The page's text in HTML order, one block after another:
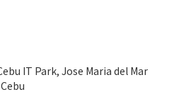
IT Park, Jose Maria del Mar